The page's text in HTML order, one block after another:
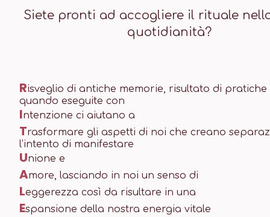
Siete pronti ad accogliere il rituale
quotidianità?
Risveglio di antiche memorie, risultato di pratiche
quando eseguite con
Intenzione ci aiutano a
Trasformare gli aspetti di noi che creano
l’intento di manifestare
Unione e
Amore, lasciando in noi un senso di
Leggerezza così da risultare in una
Espansione della nostra energia vitale